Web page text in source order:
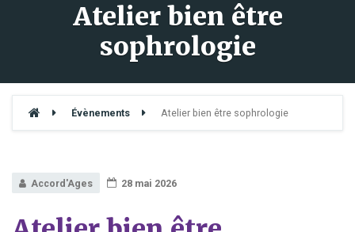
Atelier bien être
sophrologie
Évènements Atelier bien être sophrologie
Accord'Ages 28 mai 2026